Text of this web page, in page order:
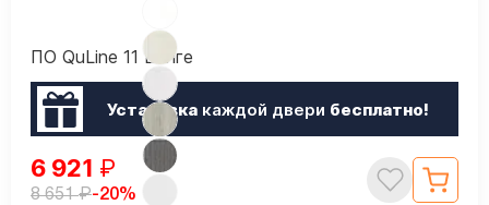
ПО QuLine 11 Венге
Установкакаждой двери бесплатно!
6 921 ₽
8 651₽-20%